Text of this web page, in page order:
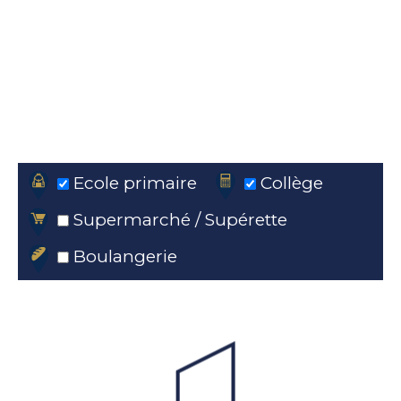
Ecole primaire
Collège
Supermarché / Supérette
Boulangerie